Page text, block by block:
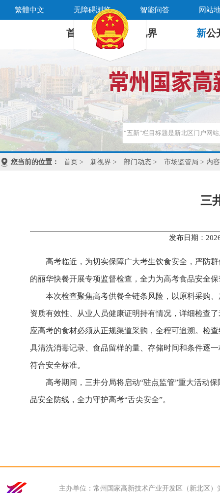
繁體中文 无障碍浏览 智能问答 网站
首 页 新 视界 新公
您当前的位置： 首页 > 新视界 > 部门动态 > 市场监管局 > 内容
三
发布日期：
高考临近，为切实保障广大考生饮食安全，严防
的丽华快餐开展专项监督检查，全力为高考食品安全
本次检查聚焦高考供餐全链条风险，以原料采购
资质有效性、从业人员健康证明持有情况，详细检查
应高考的食材必须从正规渠道采购，全程可追溯。检
具清洗消毒记录、食品留样的量、存储时间和条件逐
符合安全标准。
高考期间，三井分局将启动“驻点监管”重大活动
品安全防线，全力守护高考“舌尖安全”。
主办单位：常州国家高新技术产业开发区（新北区）